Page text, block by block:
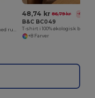
48,74 kr 86,79 kr -44%
B&C BC049
+8 Farver